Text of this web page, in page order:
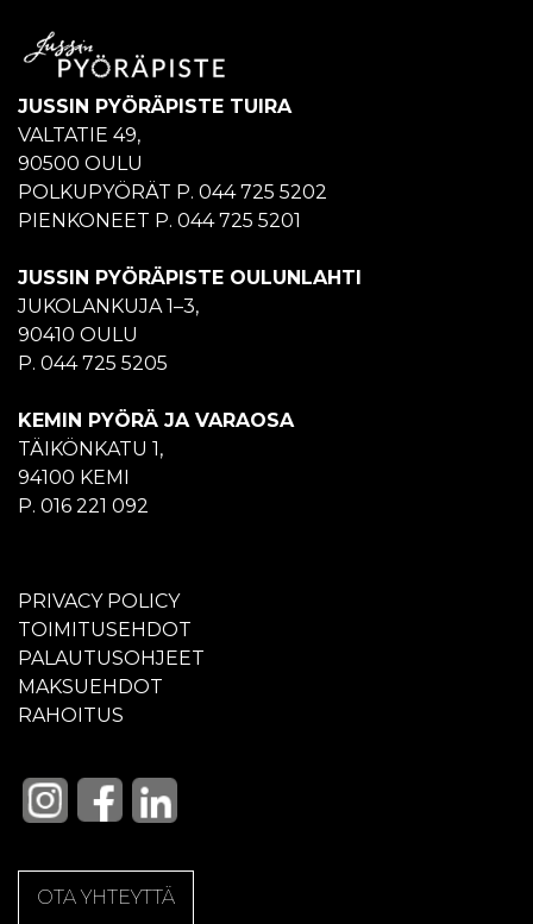
JUSSIN PYÖRÄPISTE TUIRA
VALTATIE 49,
90500 OULU
POLKUPYÖRÄT P. 044 725 5202
PIENKONEET P. 044 725 5201
JUSSIN PYÖRÄPISTE OULUNLAHTI
JUKOLANKUJA 1–3,
90410 OULU
P. 044 725 5205
KEMIN PYÖRÄ JA VARAOSA
TÄIKÖNKATU 1,
94100 KEMI
P. 016 221 092
PRIVACY POLICY
TOIMITUSEHDOT
PALAUTUSOHJEET
MAKSUEHDOT
RAHOITUS
OTA YHTEYTTÄ